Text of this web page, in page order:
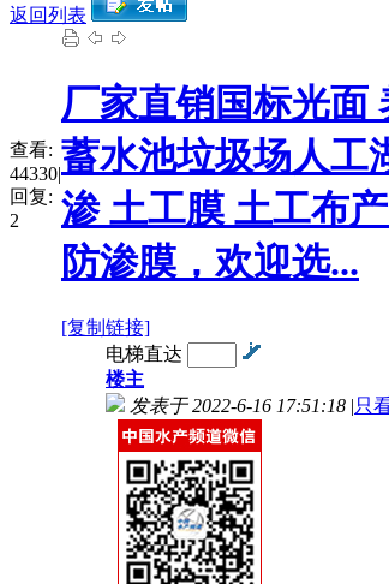
返回列表
查看:
44330|
回复:
2
厂家直销国标光面
蓄水池垃圾场人工
渗 土工膜 土工布
防渗膜，欢迎选...
[复制链接]
电梯直达
楼主
发表于 2022-6-16 17:51:18 |只